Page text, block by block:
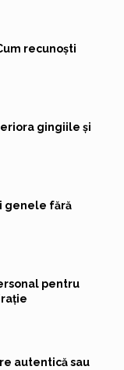
recunoști
gingiile și
genele fără
pentru
autentică sau